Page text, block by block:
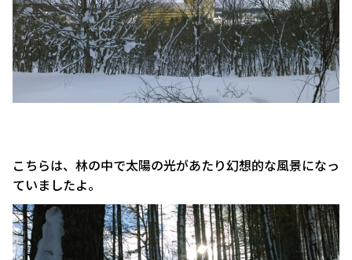
こちらは、林の中で太陽の光があたり幻想的な風景になっ
ていましたよ。